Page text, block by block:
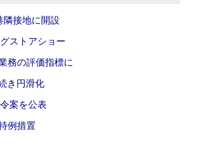
隣接地に開設
ストアショー
務の評価指標に
き円滑化
案を公表
例措置